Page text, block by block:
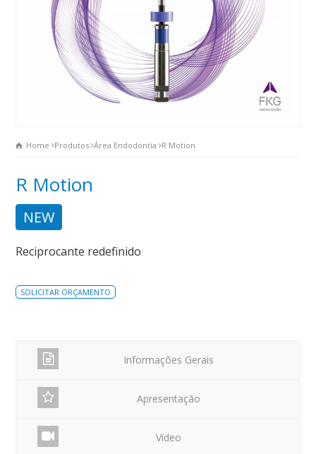
Home Produtos Área Endodontia R Motion
R Motion
NEW
Reciprocante redefinido
SOLICITAR ORÇAMENTO
Informações Gerais
Apresentação
Vídeo